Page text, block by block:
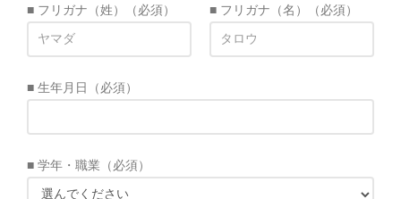
■ フリガナ（姓） （必須） ■ フリガナ（名） （必須）
■ 生年月日 （必須）
■ 学年・職業 （必須）